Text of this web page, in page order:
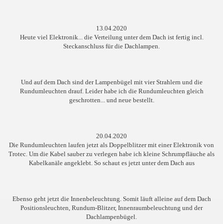
13.04.2020
Heute viel Elektronik... die Verteilung unter dem Dach ist fertig incl.
Steckanschluss für die Dachlampen.
Und auf dem Dach sind der Lampenbügel mit vier Strahlern und die
Rundumleuchten drauf. Leider habe ich die Rundumleuchten gleich
geschrotten... und neue bestellt.
20.04.2020
Die Rundumleuchten laufen jetzt als Doppelblitzer mit einer Elektronik von
Trotec. Um die Kabel sauber zu verlegen habe ich kleine Schrumpfläuche als
Kabelkanäle angeklebt. So schaut es jetzt unter dem Dach aus
Ebenso geht jetzt die Innenbeleuchtung. Somit läuft alleine auf dem Dach
Positionsleuchten, Rundum-Blitzer, Innenraumbeleuchtung und der
Dachlampenbügel.